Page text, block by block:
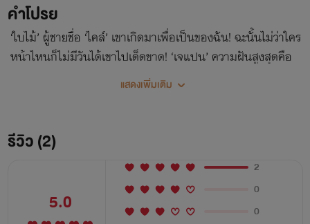
คำโปรย
‘ใบไม้’ ผู้ชายชื่อ ‘ไคล์’ เขาเกิดมาเพื่อเป็นของฉัน! ฉะนั้นไม่ว่าใคร
หน้าไหนก็ไม่มีวันได้เขาไปเด็ดขาด! ‘เจแปน’ ความฝันสูงสุดคือ
การได้เป็นแอร์ชั้นเฟิร์สคลาส แต่ได้รูทบินต่างประเทศไม่ทันไร ก็
นิยายเรื่องนี้มี 2 คู่ สลับพาร์ทเดินเรื่องพร้อมกันค่ะ ฉากบางฉาก
อาจจะนอกเหนือจากความเป็นจริง *เพื่ออรรถรส* โปรดใช้
วิจารณญาณในการอ่าน และอ่านเพื่อความบันเทิงค่ะ
แสดงเพิ่มเติม
รีวิว (2)
5.0
2
0
0